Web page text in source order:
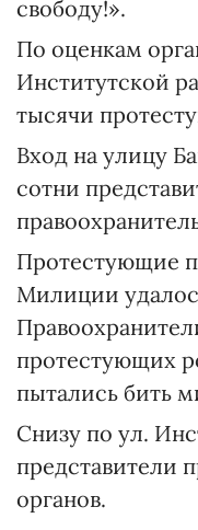
свободу!».
По оценкам
Институтской
тысячи
Вход на улицу
сотни
Протестующие
Милиции
протестующих
пытались бить
Снизу по ул.
представители
органов.